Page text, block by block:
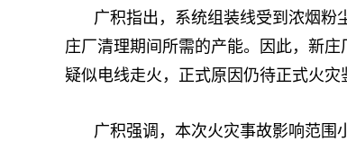
广积指出，系统组装线受到浓烟粉
庄厂清理期间所需的产能。因此，新
疑似电线走火，正式原因仍待正式火灾
广积强调，本次火灾事故影响范围